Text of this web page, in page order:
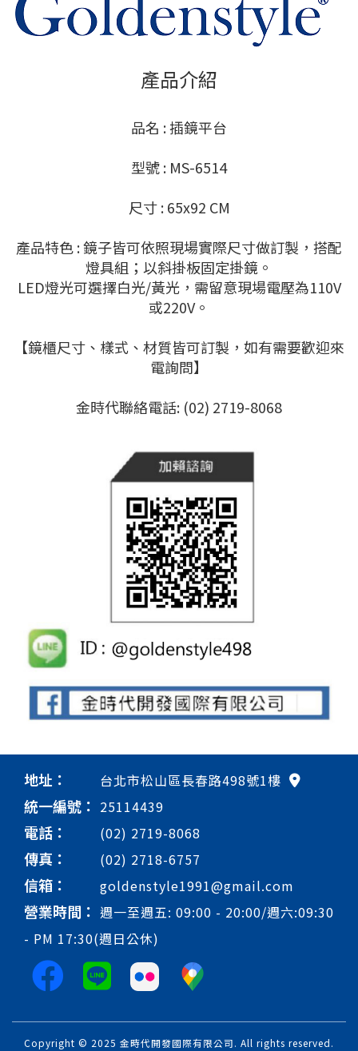
產品介紹
品名 : 插鏡平台
型號 : MS-6514
尺寸 : 65x92 CM
產品特色 : 鏡子皆可依照現場實際尺寸做訂製，搭配
燈具組；以斜掛板固定掛鏡。
LED燈光可選擇白光/黃光，需留意現場電壓為110V
或220V。
【鏡櫃尺寸、樣式、材質皆可訂製，如有需要歡迎來
電詢問】
金時代聯絡電話: (02) 2719-8068
地址： 台北市松山區長春路498號1樓
統一編號： 25114439
電話： (02) 2719-8068
傳真： (02) 2718-6757
信箱： goldenstyle1991@gmail.com
營業時間： 週一至週五: 09:00 - 20:00/週六:09:30
- PM 17:30(週日公休)
Copyright © 2025 金時代開發國際有限公司. All rights reserved.